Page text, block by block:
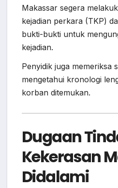
Makassar segera
kejadian perkara (TKP)
bukti-bukti untuk
kejadian.
Penyidik juga memeriksa
mengetahui kronologi
korban ditemukan.
Dugaan
Kekerasan
Didalami